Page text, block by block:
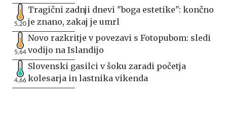
5,20
Tragični zadnji dnevi "boga estetike": končno
je znano, zakaj je umrl
5,64
Novo razkritje v povezavi s Fotopubom: sledi
vodijo na Islandijo
4,66
Slovenski gasilci v šoku zaradi početja
kolesarja in lastnika vikenda